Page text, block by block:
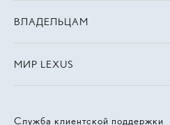
Служба клиентской поддержки
ВЛАДЕЛЬЦАМ
МИР LEXUS